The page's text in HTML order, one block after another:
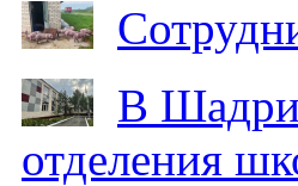
В
отделения